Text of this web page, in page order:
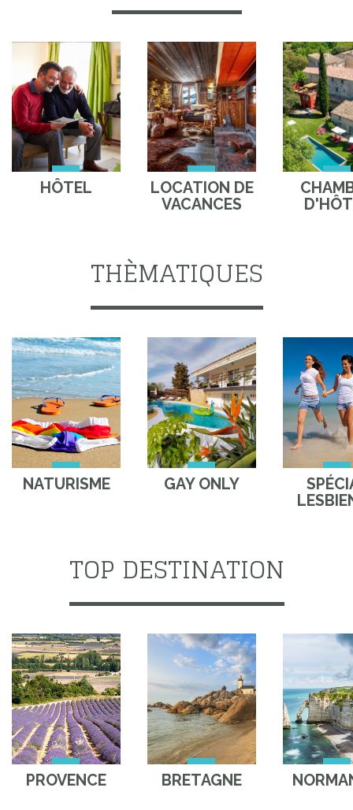
HÔTEL
LOCATION DE
VACANCES
THÈMATIQUES
NATURISME GAY ONLY
TOP DESTINATION
PROVENCE BRETAGNE